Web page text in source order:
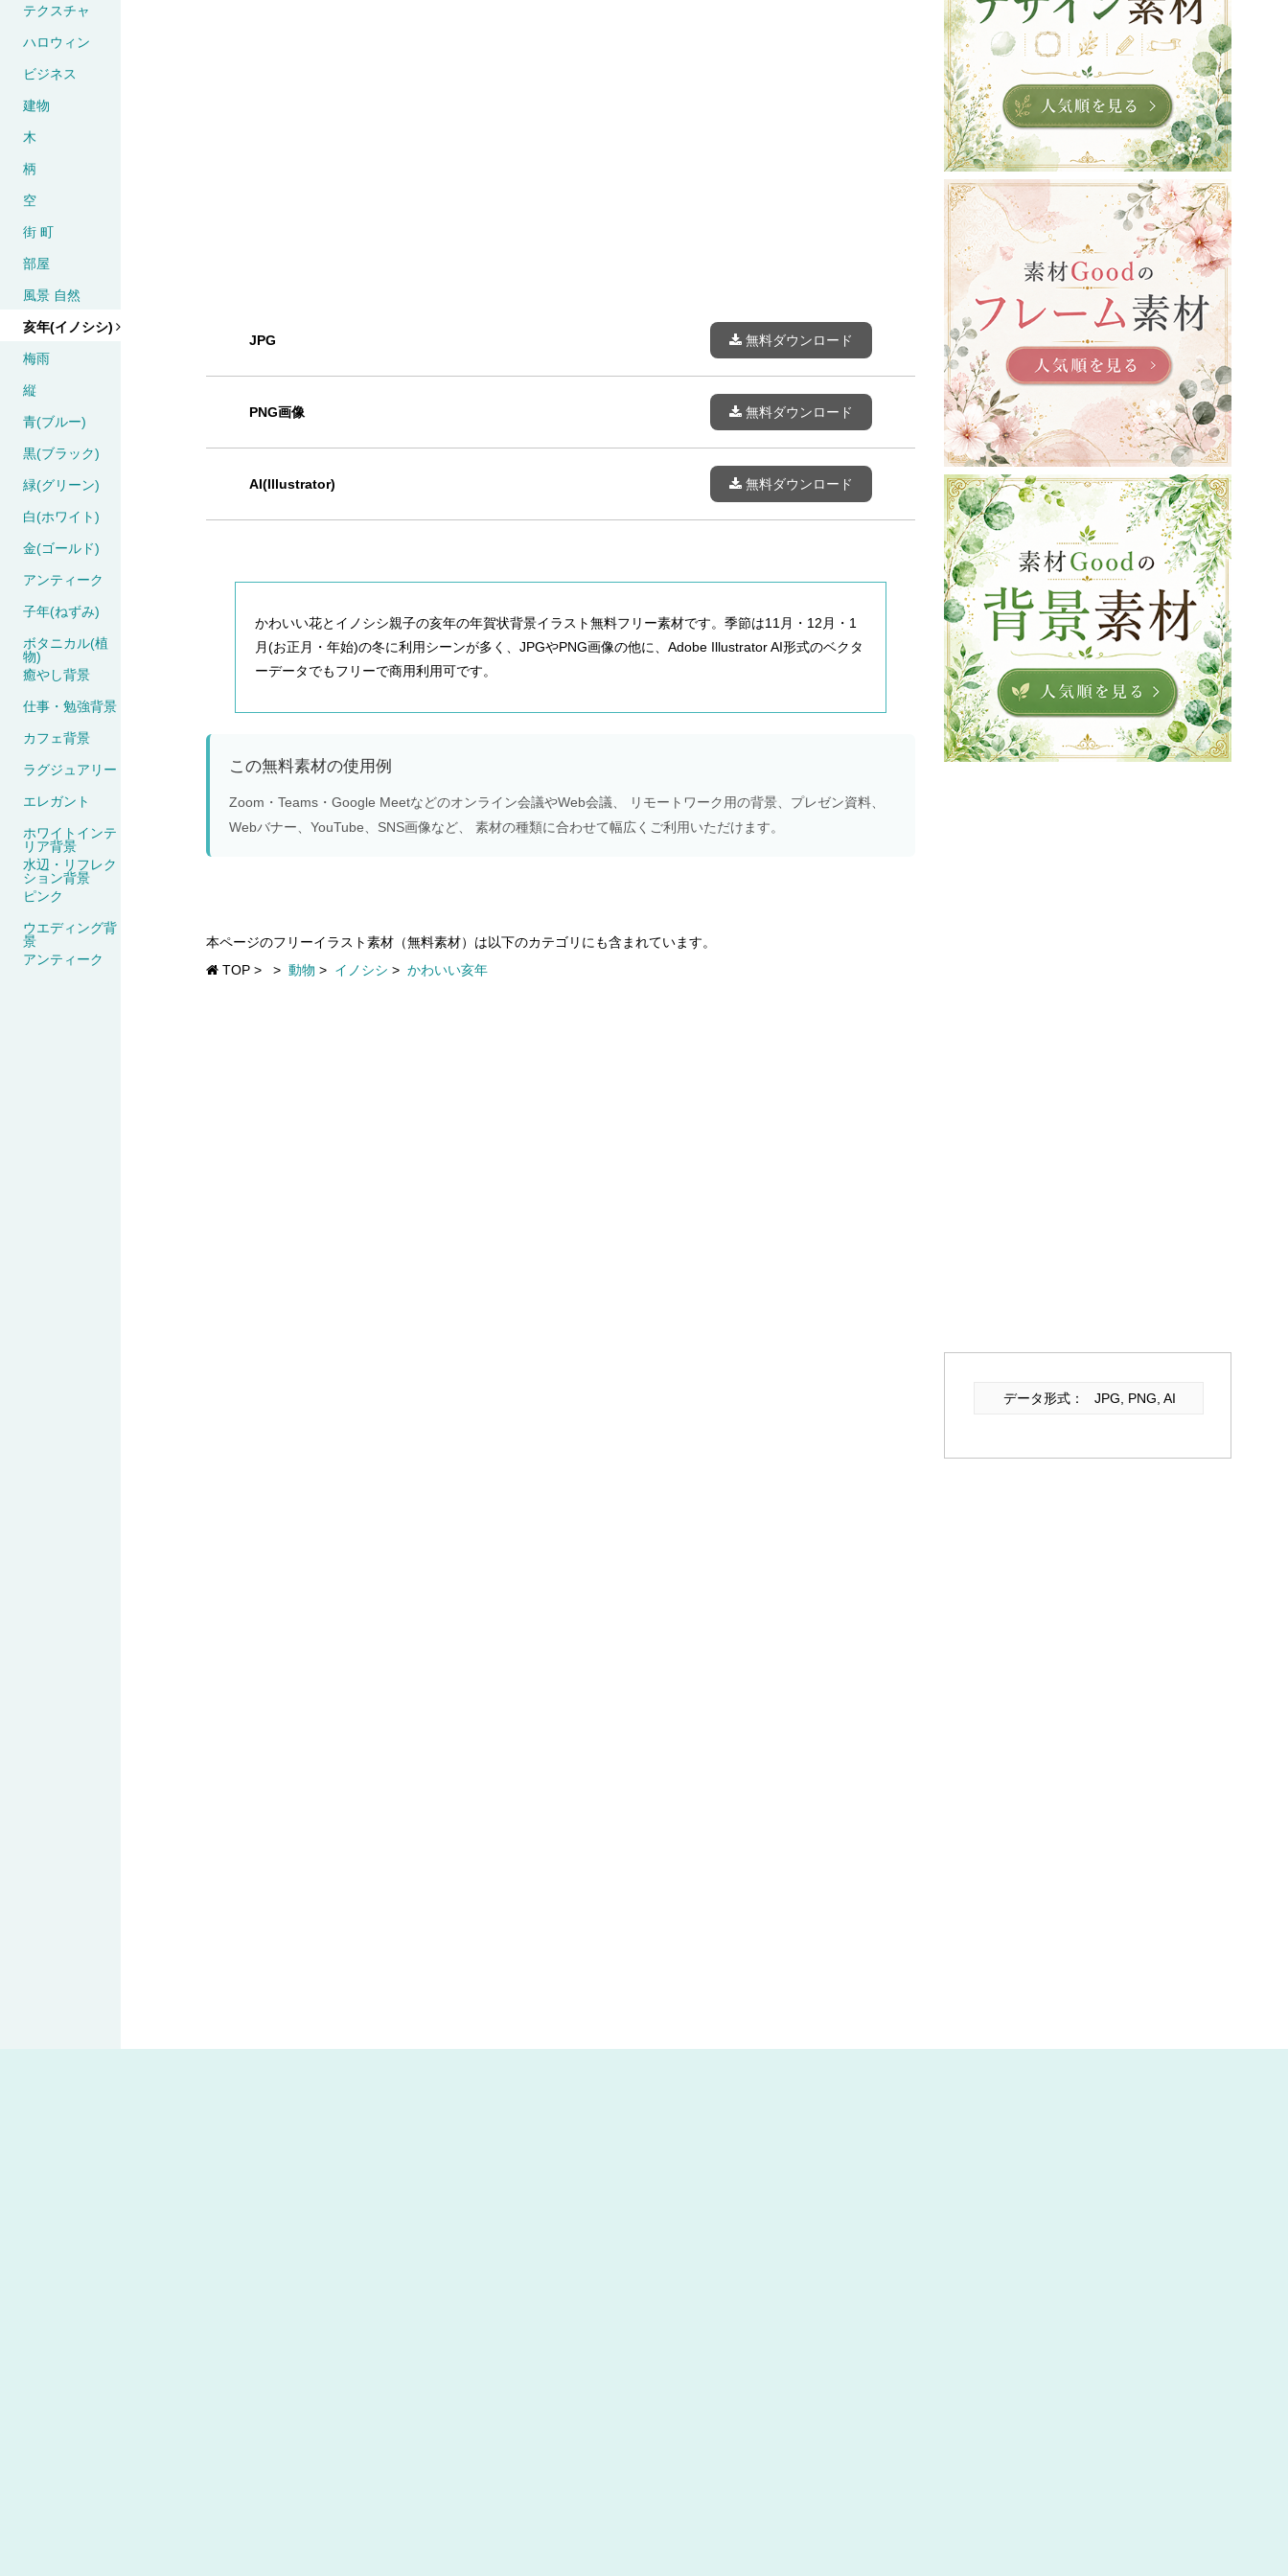
テクスチャ
ハロウィン
ビジネス
建物
木
柄
空
街 町
部屋
風景 自然
亥年(イノシシ)
梅雨
縦
青(ブルー)
黒(ブラック)
緑(グリーン)
白(ホワイト)
金(ゴールド)
アンティーク
子年(ねずみ)
ボタニカル(植
物)
癒やし背景
仕事・勉強背景
カフェ背景
ラグジュアリー
エレガント
ホワイトインテ
リア背景
水辺・リフレク
ション背景
ピンク
ウエディング背
景
アンティーク
JPG 無料ダウンロード
PNG画像 無料ダウンロード
AI(Illustrator) 無料ダウンロード
かわいい花とイノシシ親子の亥年の年賀状背景イラスト無料フリー素材です。季節は11月・12月・1
月(お正月・年始)の冬に利用シーンが多く、JPGやPNG画像の他に、Adobe Illustrator AI形式のベクタ
ーデータでもフリーで商用利用可です。
この無料素材の使用例
Zoom・Teams・Google Meetなどのオンライン会議やWeb会議、 リモートワーク用の背景、プレゼン資料、
Webバナー、YouTube、SNS画像など、 素材の種類に合わせて幅広くご利用いただけます。
本ページのフリーイラスト素材（無料素材）は以下のカテゴリにも含まれています。
TOP > > 動物 > イノシシ > かわいい亥年
データ形式： JPG, PNG, AI